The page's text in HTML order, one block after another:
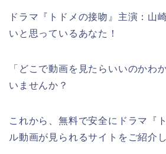
ドラマ『トドメの接吻』主演：山
いと思っているあなた！
「どこで動画を見たらいいのかわ
いませんか？
これから、無料で安全にドラマ『
ル動画が見られるサイトをご紹介し